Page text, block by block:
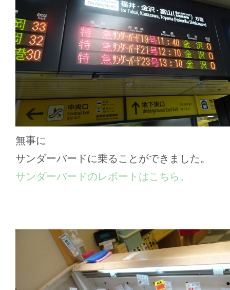
無事に
サンダーバードに乗ることができました。
サンダーバードのレポートはこちら。